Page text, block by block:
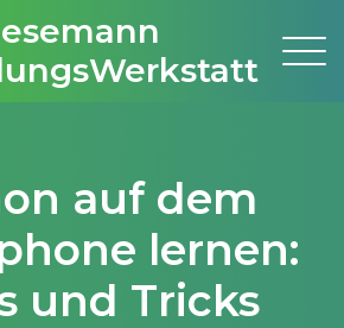
auf dem
lernen:
und Tricks